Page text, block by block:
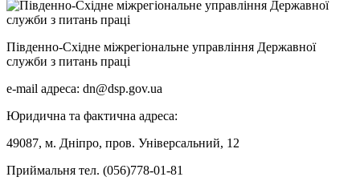
Південно-Східне міжрегіональне управління Державної
служби з питань праці
e-mail адреса: dn@dsp.gov.ua
Юридична та фактична адреса:
49087, м. Дніпро, пров. Універсальний, 12
Приймальня тел. (056)778-01-81